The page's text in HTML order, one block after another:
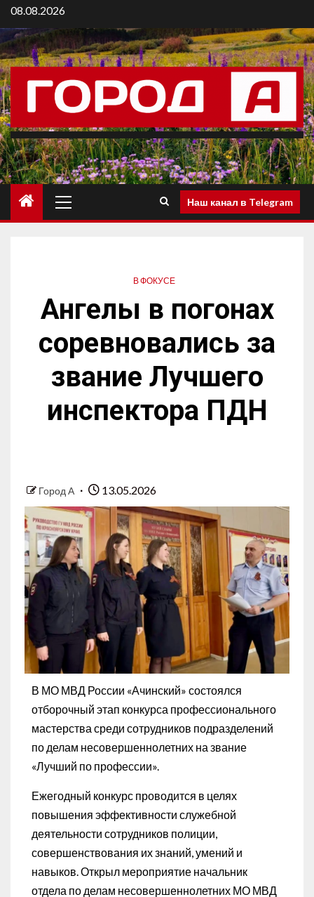
08.08.2026
Наш канал в Telegram
В ФОКУСЕ
Ангелы в погонах
соревновались за
звание Лучшего
инспектора ПДН
Город А 13.05.2026
В МО МВД России «Ачинский» состоялся
отборочный этап конкурса профессионального
мастерства среди сотрудников подразделений
по делам несовершеннолетних на звание
«Лучший по профессии».
Ежегодный конкурс проводится в целях
повышения эффективности служебной
деятельности сотрудников полиции,
совершенствования их знаний, умений и
навыков. Открыл мероприятие начальник
отдела по делам несовершеннолетних МО МВД